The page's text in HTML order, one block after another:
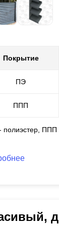
Покрытие
ПЭ
ППП
полиэстер, ППП